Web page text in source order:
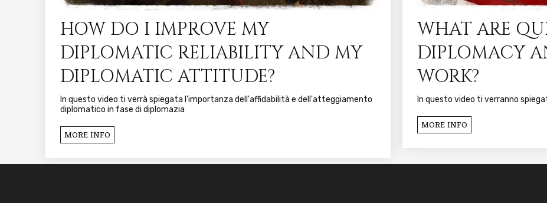
HOW DO I IMPROVE MY
DIPLOMATIC RELIABILITY AND MY
DIPLOMATIC ATTITUDE?
In questo video ti verrà spiegata l'importanza dell'affidabilità e dell'atteggiamento
diplomatico in fase di diplomazia
MORE INFO
WHAT ARE
DIPLOMACY
WORK?
In questo video ti verranno
MORE INFO